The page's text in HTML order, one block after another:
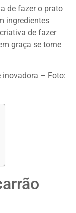
de fazer o prato
ingredientes
de fazer
graça se torne
inovadora – Foto: